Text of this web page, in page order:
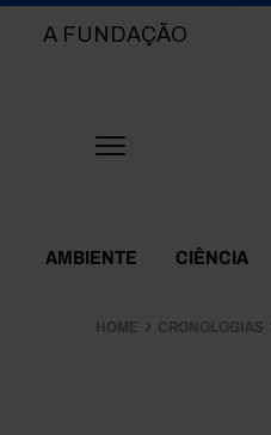
Main navigation
A FUNDAÇÃO
Themes Menu
AMBIENTE CIÊNCIA
HOME CRONOLOGIAS